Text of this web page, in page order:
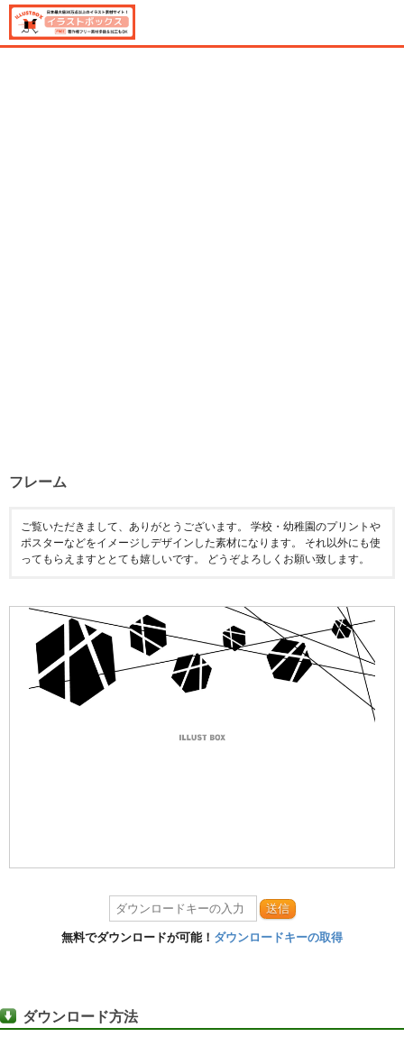
フレーム
ご覧いただきまして、ありがとうございます。 学校・幼稚園のプリントや
ポスターなどをイメージしデザインした素材になります。 それ以外にも使
ってもらえますととても嬉しいです。 どうぞよろしくお願い致します。
送信
無料でダウンロードが可能！ ダウンロードキーの取得
ダウンロード方法